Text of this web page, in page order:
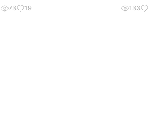
73 19 133